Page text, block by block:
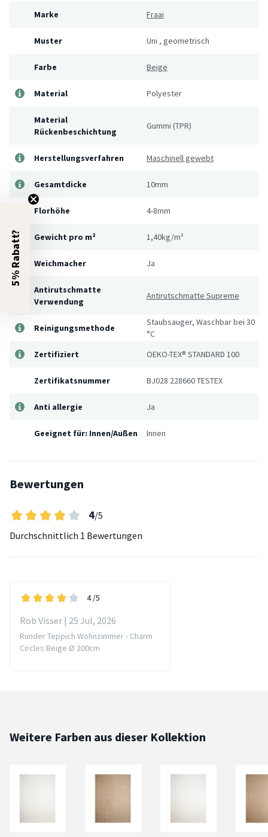
Marke Fraai
Muster Uni , geometrisch
Farbe Beige
Material Polyester
Material
Rückenbeschichtung
Gummi (TPR)
Herstellungsverfahren Maschinell gewebt
Gesamtdicke 10mm
Florhöhe 4-8mm
Gewicht pro m² 1,40kg/m²
Weichmacher Ja
Antirutschmatte
Verwendung
Antirutschmatte Supreme
Reinigungsmethode
Staubsauger, Waschbar bei 30
°C
Zertifiziert
OEKO-TEX® STANDARD 100
Zertifikatsnummer BJ028 228660 TESTEX
Anti allergie Ja
Geeignet für: Innen/Außen Innen
Bewertungen
4/5
Durchschnittlich 1 Bewertungen
4 /5
Rob Visser | 25 Jul, 2026
Runder Teppich Wohnzimmer - Charm
Circles Beige Ø 200cm
Weitere Farben aus dieser Kollektion
5% Rabatt?